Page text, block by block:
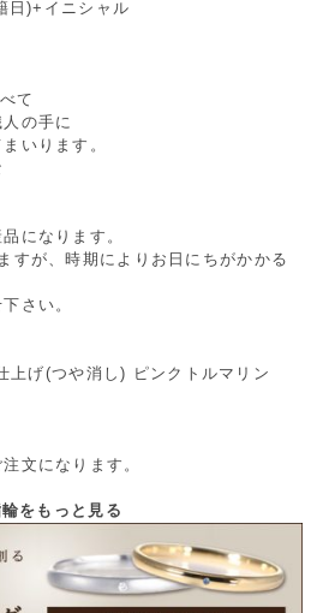
日)+イニシャル
て
の手に
いります。
になります。
すが、時期によりお日にちがかかる
さい。
上げ(つや消し) ピンクトルマリン
文になります。
をもっと見る